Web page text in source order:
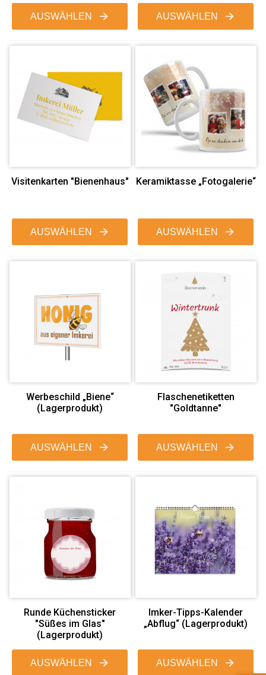
AUSWÄHLEN AUSWÄHLEN
Visitenkarten "Bienenhaus"
AUSWÄHLEN
Keramiktasse „Fotogalerie“
AUSWÄHLEN
Werbeschild „Biene“
(Lagerprodukt)
AUSWÄHLEN
Flaschenetiketten
"Goldtanne"
AUSWÄHLEN
Runde Küchensticker
"Süßes im Glas"
(Lagerprodukt)
AUSWÄHLEN
Imker-Tipps-Kalender
„Abflug“ (Lagerprodukt)
AUSWÄHLEN